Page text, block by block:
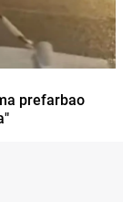
prefarbao